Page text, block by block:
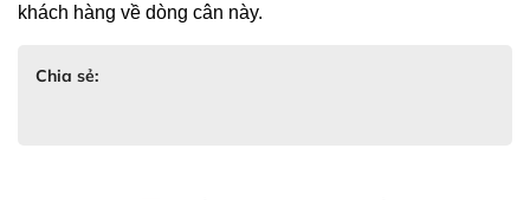
khách hàng về dòng cân này.
Chia sẻ: